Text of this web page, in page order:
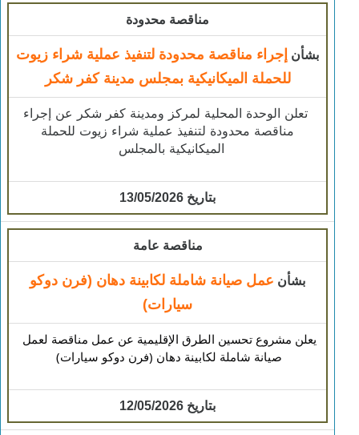
مناقصة محدودة
بشأن إجراء مناقصة محدودة لتنفيذ عملية شراء زيوت
للحملة الميكانيكية بمجلس مدينة كفر شكر
​ تعلن الوحدة المحلية لمركز ومدينة كفر شكر عن إجراء
مناقصة محدودة لتنفيذ عملية شراء زيوت للحملة
الميكانيكية بالمجلس
بتاريخ 13/05/2026
مناقصة عامة
بشأن عمل صيانة شاملة لكابينة دهان (فرن دوكو
سيارات)
صيانة شاملة لكابينة دهان (فرن دوكو سيارات)
بتاريخ 12/05/2026